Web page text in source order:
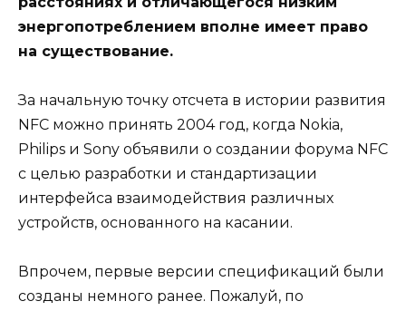
энергопотреблением вполне имеет право
на существование.
За начальную точку отсчета в истории развития
NFC можно принять 2004 год, когда Nokia,
Philips и Sony объявили о создании форума NFC
с целью разработки и стандартизации
интерфейса взаимодействия различных
устройств, основанного на касании.
Впрочем, первые версии спецификаций были
созданы немного ранее. Пожалуй, по